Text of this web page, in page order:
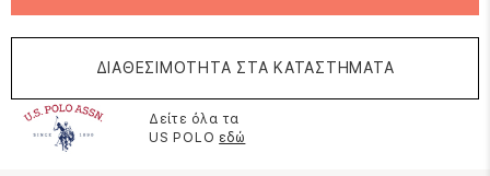
ΔΙΑΘΕΣΙΜΟΤΗΤΑ ΣΤΑ ΚΑΤΑΣΤΗΜΑΤΑ
Δείτε όλα τα
US POLO εδώ